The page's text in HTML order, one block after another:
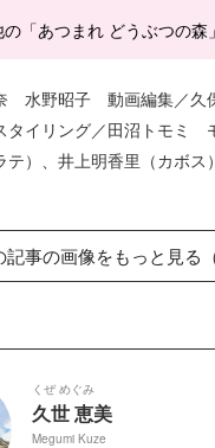
の「あつまれ どうぶつの森
水野昭子 動画編集／久
イリング／田沼トモミ
テ）、井上明香里（カボス
記事の画像をもっと見る
くぜ めぐみ
久世 恵美
Megumi Kuze